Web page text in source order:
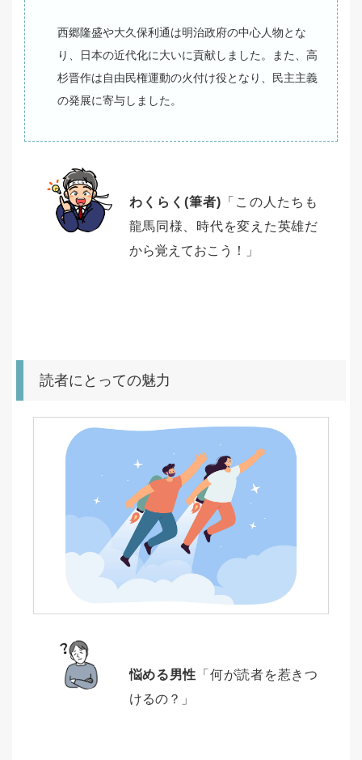
西郷隆盛や大久保利通は明治政府の中心人物とな
り、日本の近代化に大いに貢献しました。また、高
杉晋作は自由民権運動の火付け役となり、民主主義
の発展に寄与しました。
わくらく(筆者) 「この人たちも
龍馬同様、時代を変えた英雄だ
から覚えておこう！」
読者にとっての魅力
悩める男性 「何が読者を惹きつ
けるの？」